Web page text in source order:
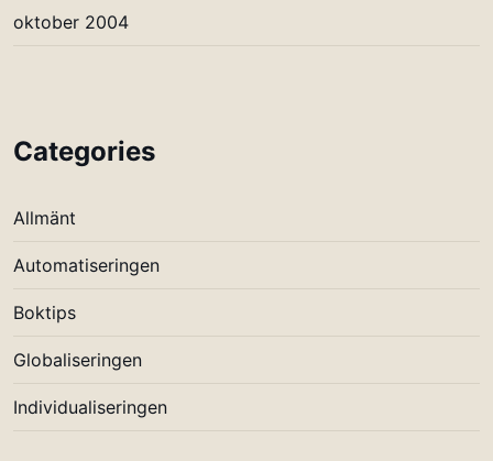
oktober 2004
Categories
Allmänt
Automatiseringen
Boktips
Globaliseringen
Individualiseringen